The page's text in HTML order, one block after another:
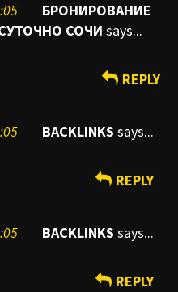
БРОНИРОВАНИЕ
СОЧИ says...
REPLY
BACKLINKS says...
REPLY
BACKLINKS says...
REPLY